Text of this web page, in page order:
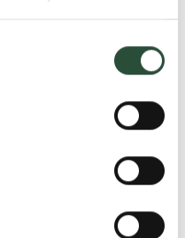
fast lav pris.
her